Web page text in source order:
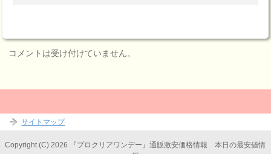
コメントは受け付けていません。
サイトマップ
Copyright (C) 2026 『プロクリアワンデー』通販激安価格情報 本日の最安値情